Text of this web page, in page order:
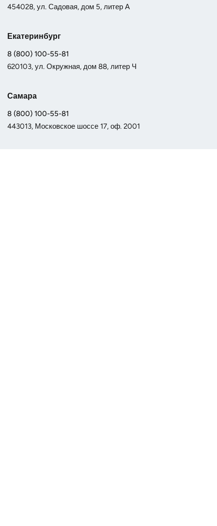
454028, ул. Садовая, дом 5, литер А
Екатеринбург
8 (800) 100-55-81
620103, ул. Окружная, дом 88, литер Ч
Самара
8 (800) 100-55-81
443013, Московское шоссе 17, оф. 2001